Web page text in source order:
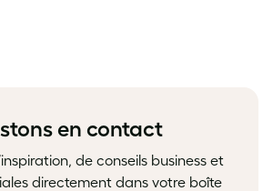
en contact
de conseils business et
directement dans votre boîte